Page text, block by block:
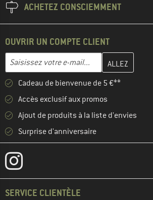
ACHETEZ CONSCIEMMENT
OUVRIR UN COMPTE CLIENT
Adresse e-mail
Entrez votre adresse e-mail ici et créez
Cadeau de bienvenue de 5 €**
Accès exclusif aux promos
Ajout de produits à la liste d'envies
Surprise d'anniversaire
SERVICE CLIENTÈLE